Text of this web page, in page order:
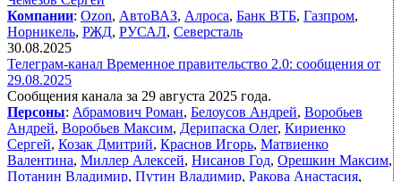
Компании: Ozon, АвтоВАЗ, Алроса, Банк ВТБ, Газпром,
Норникель, РЖД, РУСАЛ, Северсталь
30.08.2025
Телеграм-канал Временное правительство 2.0: сообщения от
29.08.2025
Сообщения канала за 29 августа 2025 года.
Персоны: Абрамович Роман, Белоусов Андрей, Воробьев
Андрей, Воробьев Максим, Дерипаска Олег, Кириенко
Сергей, Козак Дмитрий, Краснов Игорь, Матвиенко
Валентина, Миллер Алексей, Нисанов Год, Орешкин Максим,
Потанин Владимир, Путин Владимир, Ракова Анастасия,